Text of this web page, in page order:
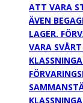
ATT VARA
ÄVEN
LAGER.
VARA